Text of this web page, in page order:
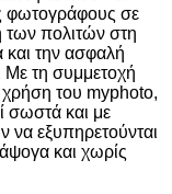
φωτογράφους σε
των πολιτών στη
την ασφαλή
Με τη συμμετοχή
του myphoto,
σωστά και με
να εξυπηρετούνται
και χωρίς